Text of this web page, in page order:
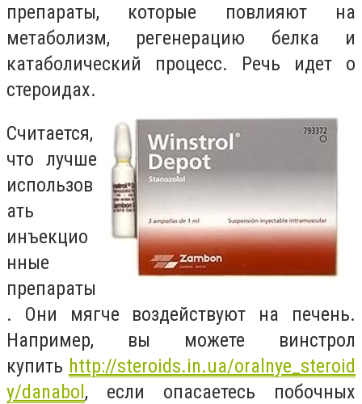
препараты, которые повлияют на
метаболизм, регенерацию белка и
катаболический процесс. Речь идет о
стероидах.
Считается,
что лучше
использов
ать
инъекцио
нные
препараты
. Они мягче воздействуют на печень.
Например, вы можете винстрол
купить http://steroids.in.ua/oralnye_steroid
y/danabol, если опасаетесь побочных